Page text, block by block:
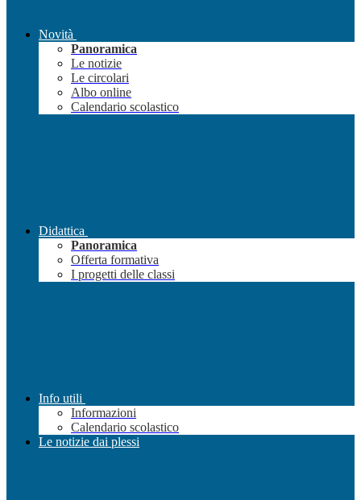
Novità
Panoramica
Le notizie
Le circolari
Albo online
Calendario scolastico
Didattica
Panoramica
Offerta formativa
I progetti delle classi
Info utili
Informazioni
Calendario scolastico
Le notizie dai plessi